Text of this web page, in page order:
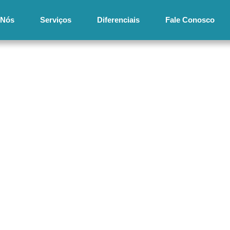
Serviços Diferenciais Fale Conosco